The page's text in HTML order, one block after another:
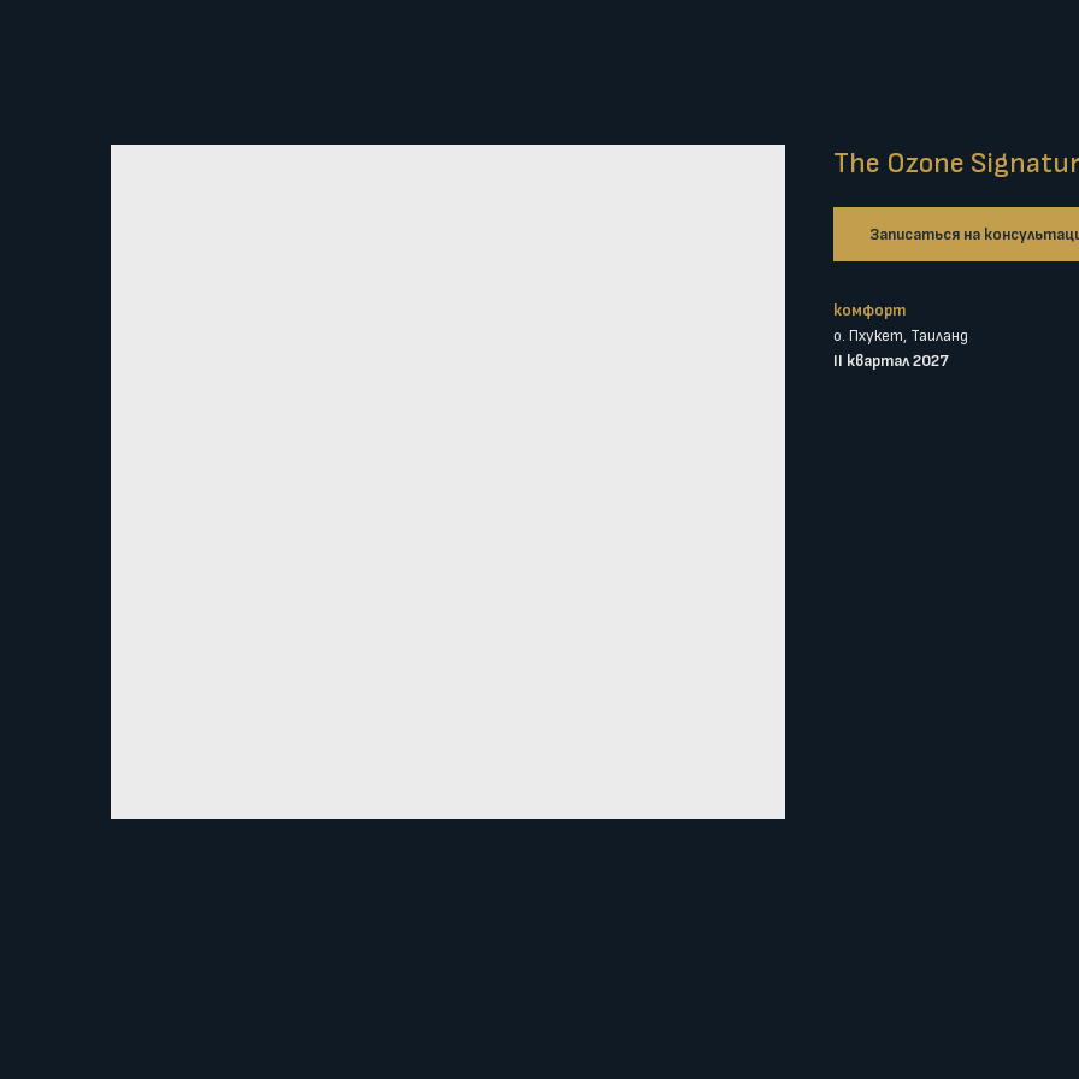
The Ozone
Записаться на
комфорт
о. Пхукет, Таиланд
II квартал 2027